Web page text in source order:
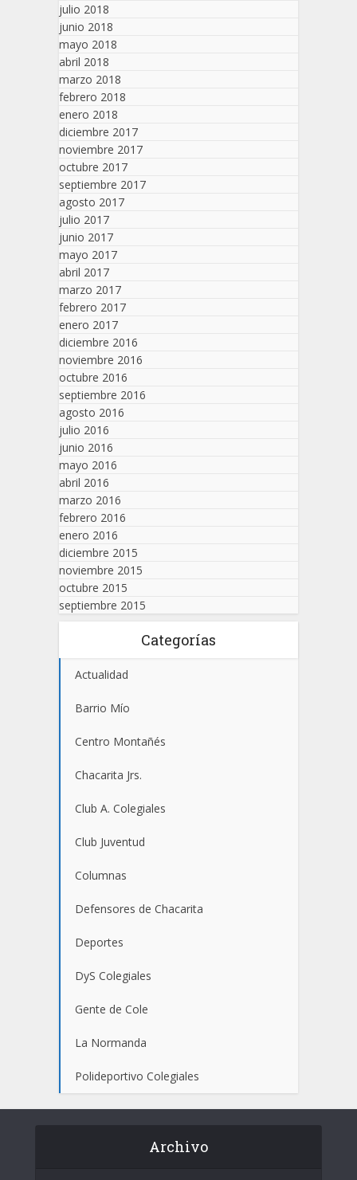
julio 2018
junio 2018
mayo 2018
abril 2018
marzo 2018
febrero 2018
enero 2018
diciembre 2017
noviembre 2017
octubre 2017
septiembre 2017
agosto 2017
julio 2017
junio 2017
mayo 2017
abril 2017
marzo 2017
febrero 2017
enero 2017
diciembre 2016
noviembre 2016
octubre 2016
septiembre 2016
agosto 2016
julio 2016
junio 2016
mayo 2016
abril 2016
marzo 2016
febrero 2016
enero 2016
diciembre 2015
noviembre 2015
octubre 2015
septiembre 2015
Categorías
Actualidad
Barrio Mío
Centro Montañés
Chacarita Jrs.
Club A. Colegiales
Club Juventud
Columnas
Defensores de Chacarita
Deportes
DyS Colegiales
Gente de Cole
La Normanda
Polideportivo Colegiales
Archivo